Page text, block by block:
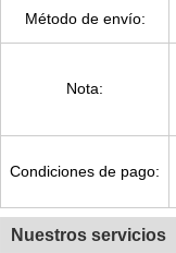
Método de envío:
Nota:
Condiciones de pago:
Nuestros servicios